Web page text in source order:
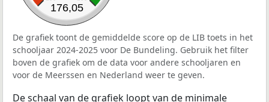
176,05
De grafiek toont de gemiddelde score op de LIB toets in het
schooljaar 2024-2025 voor De Bundeling. Gebruik het filter
boven de grafiek om de data voor andere schooljaren en
voor de Meerssen en Nederland weer te geven.
De schaal van de grafiek loopt van de minimale